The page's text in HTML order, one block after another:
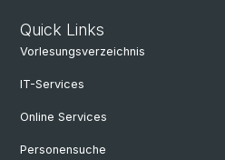
Quick Links
Vorlesungsverzeichnis
IT-Services
Online Services
Personensuche